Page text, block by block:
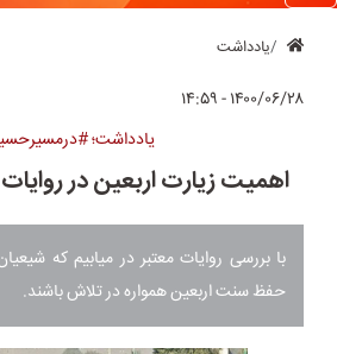
یادداشت
۱۴۰۰/۰۶/۲۸ - ۱۴:۵۹
یادداشت؛
اهمیت زیارت اربعین در
با بررسی روایات معتبر در میابیم که
حفظ سنت اربعین همواره در تلاش باشند.